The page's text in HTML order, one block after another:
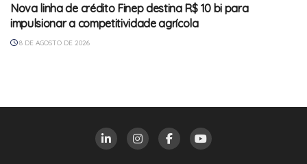
Nova linha de crédito Finep destina R$ 10 bi para
impulsionar a competitividade agrícola
8 DE AGOSTO DE 2026